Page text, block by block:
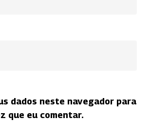
dados neste navegador para
que eu comentar.